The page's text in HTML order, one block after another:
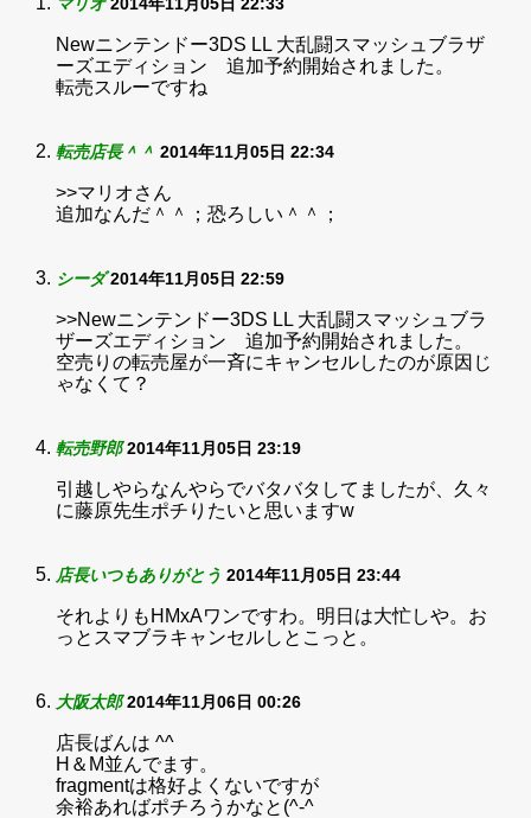
Newニンテンドー3DS LL 大乱闘スマッシュブラザ
ーズエディション 追加予約開始されました。
転売スルーですね
転売店長＾＾ 2014年11月05日 22:34
>>マリオさん
追加なんだ＾＾；恐ろしい＾＾；
シーダ 2014年11月05日 22:59
>>Newニンテンドー3DS LL 大乱闘スマッシュブラ
ザーズエディション 追加予約開始されました。
空売りの転売屋が一斉にキャンセルしたのが原因じ
ゃなくて？
転売野郎 2014年11月05日 23:19
引越しやらなんやらでバタバタしてましたが、久々
に藤原先生ポチりたいと思いますw
店長いつもありがとう 2014年11月05日 23:44
それよりもHMxAワンですわ。明日は大忙しや。お
っとスマブラキャンセルしとこっと。
大阪太郎 2014年11月06日 00:26
店長ばんは ^^
H＆M並んでます。
fragmentは格好よくないですが
余裕あればポチろうかなと(^-^